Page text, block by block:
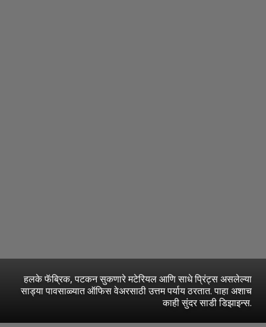
हलके फॅब्रिक, पटकन सुकणारे मटेरियल आणि साधे प्रिंट्स असलेल्या
साड्या पावसाळ्यात ऑफिस वेअरसाठी उत्तम पर्याय ठरतात. पाहा अशाच
काही सुंदर साडी डिझाइन्स.